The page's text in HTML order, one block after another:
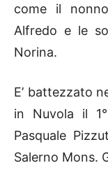
come il nonno
Alfredo e le
Norina.
E’ battezzato
in Nuvola il
Pasquale
Salerno Mons.